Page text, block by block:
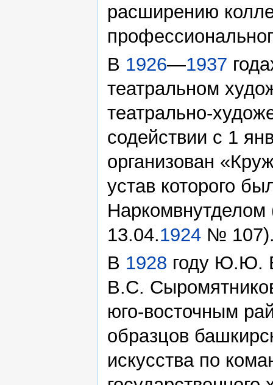
расширению
В 1926—1937
театральном
театрально-
содействии с 1
организован
устав которого
Наркомвнутделом
13.04.1924 №
В 1928 году Ю.Ю.
В.С.
юго-восточным
образцов
искусства по